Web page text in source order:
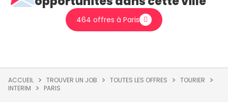
464 offres à Paris
ACCUEIL TROUVER UN JOB TOUTES LES OFFRES
TOURIER
INTERIM
PARIS